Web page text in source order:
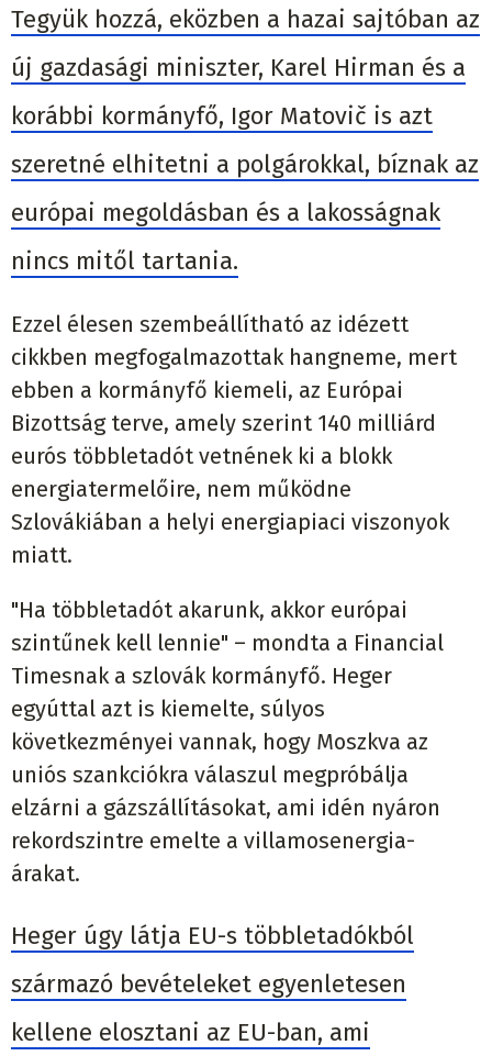
Tegyük hozzá, eközben a hazai sajtóban az
új gazdasági miniszter, Karel Hirman és a
korábbi kormányfő, Igor Matovič is azt
szeretné elhitetni a polgárokkal, bíznak az
európai megoldásban és a lakosságnak
nincs mitől tartania.
Ezzel élesen szembeállítható az idézett
cikkben megfogalmazottak hangneme, mert
ebben a kormányfő kiemeli, az Európai
Bizottság terve, amely szerint 140 milliárd
eurós többletadót vetnének ki a blokk
energiatermelőire, nem működne
Szlovákiában a helyi energiapiaci viszonyok
miatt.
"Ha többletadót akarunk, akkor európai
szintűnek kell lennie" – mondta a Financial
Timesnak a szlovák kormányfő. Heger
egyúttal azt is kiemelte, súlyos
következményei vannak, hogy Moszkva az
uniós szankciókra válaszul megpróbálja
elzárni a gázszállításokat, ami idén nyáron
rekordszintre emelte a villamosenergia-
árakat.
Heger úgy látja EU-s többletadókból
származó bevételeket egyenletesen
kellene elosztani az EU-ban, ami